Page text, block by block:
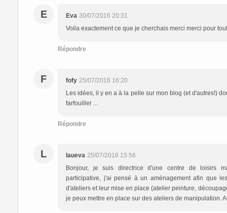
E Eva 30/07/2016 20:31
Voila exactement ce que je cherchais merci merci pour
Répondre
F fofy 25/07/2016 16:20
Les idées, il y en a à la pelle sur mon blog (et d'autres!)
farfouiller ...
Répondre
L laueva 25/07/2016 15:56
Bonjour, je suis directrice d'une centre de loisirs
participative, j'ai pensé à un aménagement afin que
d'ateliers et leur mise en place (atelier peinture,
je peux mettre en place sur des ateliers de manipulation.